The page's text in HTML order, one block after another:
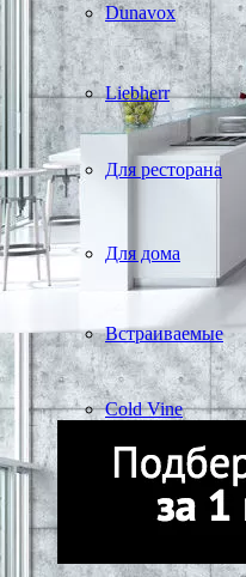
Dunavox
Liebherr
Для ресторана
Для дома
Встраиваемые
Cold Vine